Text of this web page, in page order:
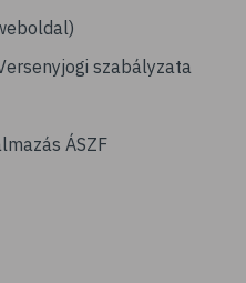
szabályzata
ÁSZF